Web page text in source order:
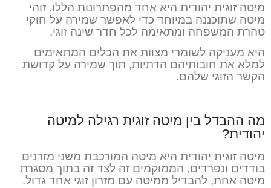
מיטה זוגית יהודית היא אחד מהפתרונות הללו. זוהי
מיטה שתוכננה במיוחד כדי לאפשר שמירה על חוקי
טהרת המשפחה ומתאימה לכל חדר שינה זוגי.
היא מעניקה לשומרי מצוות את הכלים המתאימים
למלא את חובותיהם הדתיות, תוך שמירה על קדושת
הקשר הזוגי שלהם.
מה ההבדל בין מיטה זוגית רגילה למיטה
יהודית?
מיטה זוגית יהודית היא מיטה המורכבת משני מזרנים
בודדים ונפרדים, הממוקמים זה לצד זה בתוך מסגרת
מיטה אחת, להבדיל ממיטה עם מזרון זוגי אחד גדול.